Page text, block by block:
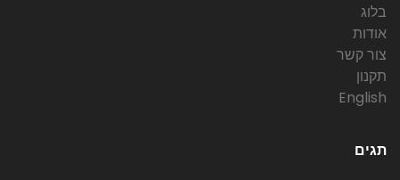
בלוג
אודות
צור קשר
תקנון
English
תגים